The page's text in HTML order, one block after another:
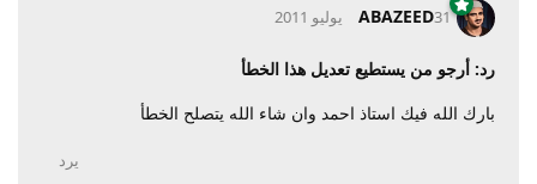
ABAZEED31 يوليو 2011
رد: أرجو من يستطيع تعديل هذا الخطأ
بارك الله فيك استاذ احمد وان شاء الله يتصلح الخطأ
يرد